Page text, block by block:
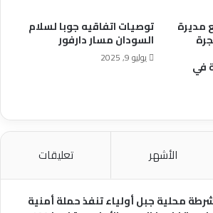
مديرة
في
توصيات اتفاقيه جوبا لسلام
السودان مسار دارفور
يوليو 9, 2025
الأشهر تعليقات
محلية جبل أولياء تنفذ حملة أمنية